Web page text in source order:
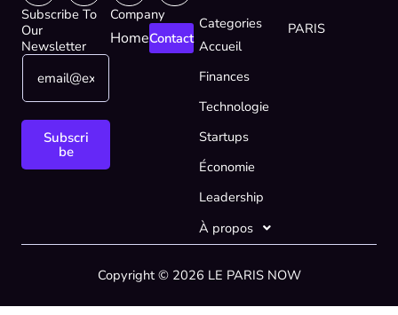
Subscribe To
Our
Newsletter
*
m
a
E
l
E
a
Subscri
be
Company
HomeContact
Categories
Accueil
Finances
Technologie
Startups
Économie
Leadership
À propos
PARIS
Copyright © 2026 LE PARIS NOW